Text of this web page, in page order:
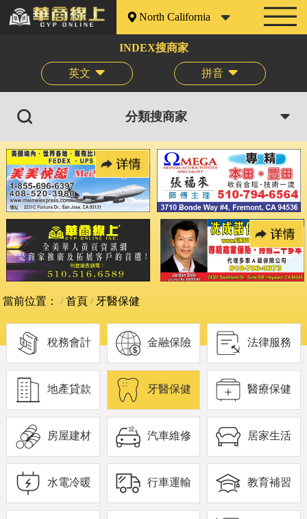
North California
INDEX搜商家
英文 拼音
分類搜商家
當前位置： 首頁 牙醫保健
稅務會計 金融保險 法律服務
地產貸款 牙醫保健 醫療保健
房屋建材 汽車維修 居家生活
水電冷暖 行車運輸 教育補習